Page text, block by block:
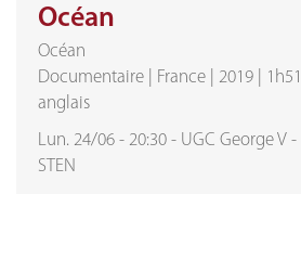
Océan
Océan
Documentaire
France 2019 1h51
anglais
Lun. 24/06 - 20:30 - UGC George V -
STEN